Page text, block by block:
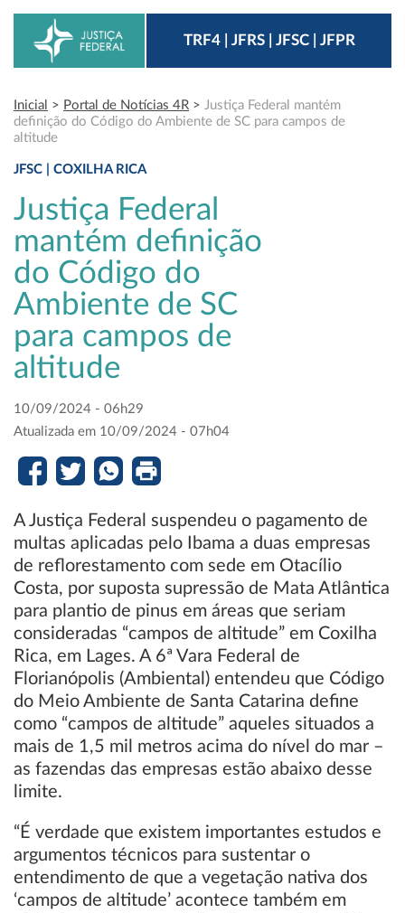
TRF4 | JFRS | JFSC | JFPR
Inicial > Portal de Notícias 4R > Justiça Federal mantém
definição do Código do Ambiente de SC para campos de
altitude
JFSC | COXILHA RICA
Justiça Federal
mantém definição
do Código do
Ambiente de SC
para campos de
altitude
10/09/2024 - 06h29
Atualizada em 10/09/2024 - 07h04
A Justiça Federal suspendeu o pagamento de
multas aplicadas pelo Ibama a duas empresas
de reflorestamento com sede em Otacílio
Costa, por suposta supressão de Mata Atlântica
para plantio de pinus em áreas que seriam
consideradas “campos de altitude” em Coxilha
Rica, em Lages. A 6ª Vara Federal de
Florianópolis (Ambiental) entendeu que Código
do Meio Ambiente de Santa Catarina define
como “campos de altitude” aqueles situados a
mais de 1,5 mil metros acima do nível do mar –
as fazendas das empresas estão abaixo desse
limite.
“É verdade que existem importantes estudos e
argumentos técnicos para sustentar o
entendimento de que a vegetação nativa dos
‘campos de altitude’ acontece também em